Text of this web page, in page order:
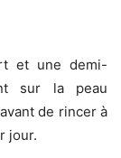
et une demi-
sur la peau
de rincer à
jour.